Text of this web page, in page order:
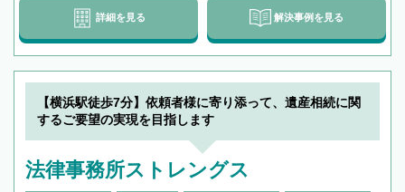
詳細を見る 解決事例を見る
【横浜駅徒歩7分】依頼者様に寄り添って、遺産相続に関
するご要望の実現を目指します
法律事務所ストレングス